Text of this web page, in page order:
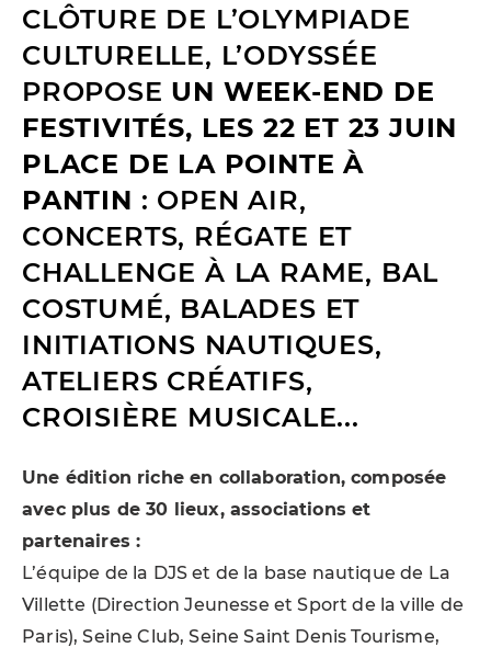
CLÔTURE DE L’OLYMPIADE
CULTURELLE, L’ODYSSÉE
PROPOSE UN WEEK-END DE
FESTIVITÉS, LES 22 ET 23 JUIN
PLACE DE LA POINTE À
PANTIN : OPEN AIR,
CONCERTS, RÉGATE ET
CHALLENGE À LA RAME, BAL
COSTUMÉ, BALADES ET
INITIATIONS NAUTIQUES,
ATELIERS CRÉATIFS,
CROISIÈRE MUSICALE...
Une édition riche en collaboration, composée
avec plus de 30 lieux, associations et
partenaires :
L’équipe de la DJS et de la base nautique de La
Villette (Direction Jeunesse et Sport de la ville de
Paris), Seine Club, Seine Saint Denis Tourisme,